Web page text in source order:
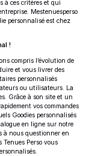
à ces critères et qui
Mestenuesperso
personnalisé est chez
!
compris l’évolution de
et vous livrer des
personnalisés
ou utilisateurs. La
Grâce à son site et un
vos commandes
Goodies personnalisés
en ligne sur notre
à nous questionner en
Perso vous